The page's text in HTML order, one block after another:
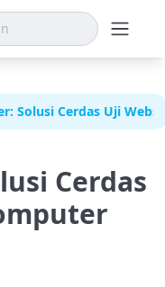
Solusi Cerdas Uji
Cerdas